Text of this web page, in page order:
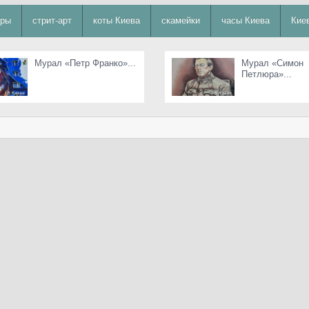
стрит-арт коты Киева скамейки часы Киева
Мурал «Петр Франко»...
Мурал «Симон
Петлюра»...